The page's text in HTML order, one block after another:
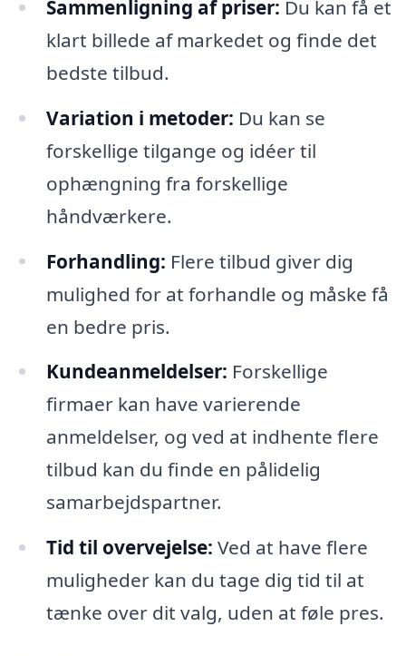
Sammenligning af priser: Du kan få et
klart billede af markedet og finde det
bedste tilbud.
Variation i metoder: Du kan se
forskellige tilgange og idéer til
ophængning fra forskellige
håndværkere.
Forhandling: Flere tilbud giver dig
mulighed for at forhandle og måske få
en bedre pris.
Kundeanmeldelser: Forskellige
firmaer kan have varierende
anmeldelser, og ved at indhente flere
tilbud kan du finde en pålidelig
samarbejdspartner.
Tid til overvejelse: Ved at have flere
muligheder kan du tage dig tid til at
tænke over dit valg, uden at føle pres.